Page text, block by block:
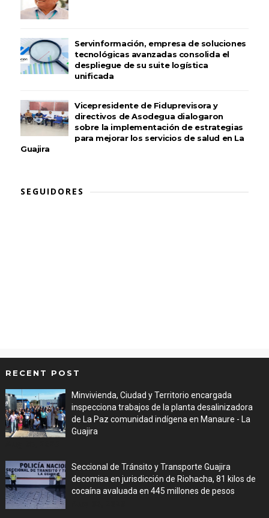
Servinformación, empresa de soluciones
tecnológicas avanzadas consolida el
despliegue de su suite logística
unificada
Vicepresidente de Fiduprevisora y
directivos de Asodegua dialogaron
sobre la implementación de estrategias
para mejorar los servicios de salud en La
Guajira
SEGUIDORES
RECENT POST
Minvivienda, Ciudad y Territorio encargada
inspecciona trabajos de la planta desalinizadora
de La Paz comunidad indígena en Manaure - La
Guajira
Seccional de Tránsito y Transporte Guajira
decomisa en jurisdicción de Riohacha, 81 kilos de
cocaína avaluada en 445 millones de pesos